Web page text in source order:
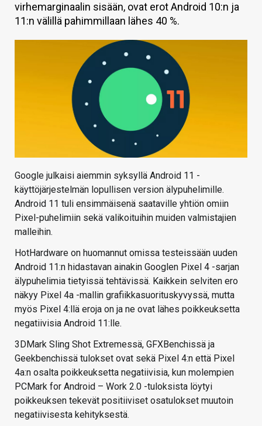
HINTA.FI
virhemarginaalin sisään, ovat erot Android 10:n ja
11:n välillä pahimmillaan lähes 40 %.
Google julkaisi aiemmin syksyllä Android 11 -
käyttöjärjestelmän lopullisen version älypuhelimille.
Android 11 tuli ensimmäisenä saataville yhtiön omiin
Pixel-puhelimiin sekä valikoituihin muiden valmistajien
malleihin.
HotHardware on huomannut omissa testeissään uuden
Android 11:n hidastavan ainakin Googlen Pixel 4 -sarjan
älypuhelimia tietyissä tehtävissä. Kaikkein selviten ero
näkyy Pixel 4a -mallin grafiikkasuorituskyvyssä, mutta
myös Pixel 4:llä eroja on ja ne ovat lähes poikkeuksetta
negatiivisia Android 11:lle.
3DMark Sling Shot Extremessä, GFXBenchissä ja
Geekbenchissä tulokset ovat sekä Pixel 4:n että Pixel
4a:n osalta poikkeuksetta negatiivisia, kun molempien
PCMark for Android – Work 2.0 -tuloksista löytyi
poikkeuksen tekevät positiiviset osatulokset muutoin
negatiivisesta kehityksestä.